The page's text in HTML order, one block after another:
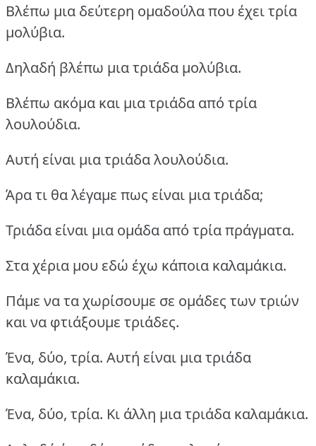
Βλέπω μια δεύτερη ομαδούλα που έχει τρία
μολύβια.
Δηλαδή βλέπω μια τριάδα μολύβια.
Βλέπω ακόμα και μια τριάδα από τρία
λουλούδια.
Αυτή είναι μια τριάδα λουλούδια.
Άρα τι θα λέγαμε πως είναι μια τριάδα;
Τριάδα είναι μια ομάδα από τρία πράγματα.
Στα χέρια μου εδώ έχω κάποια καλαμάκια.
Πάμε να τα χωρίσουμε σε ομάδες των τριών
και να φτιάξουμε τριάδες.
Ένα, δύο, τρία. Αυτή είναι μια τριάδα
καλαμάκια.
Ένα, δύο, τρία. Κι άλλη μια τριάδα καλαμάκια.